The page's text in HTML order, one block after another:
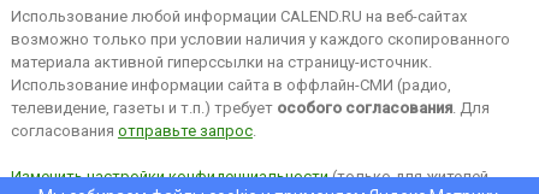
Использование любой информации CALEND.RU на веб-сайтах
возможно только при условии наличия у каждого скопированного
материала активной гиперссылки на страницу-источник.
Использование информации сайта в оффлайн-СМИ (радио,
телевидение, газеты и т.п.) требует особого согласования. Для
согласования отправьте запрос.
Изменить настройки конфиденциальности(только для жителей